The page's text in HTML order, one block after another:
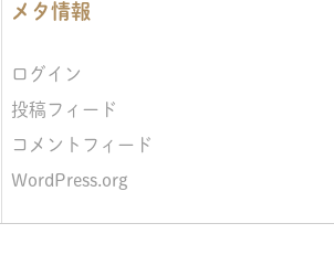
メタ情報
ログイン
投稿フィード
コメントフィード
WordPress.org